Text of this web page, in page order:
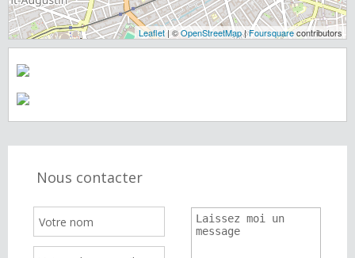
Leaflet | ©OpenStreetMap|Foursquarecontributors
Nous contacter